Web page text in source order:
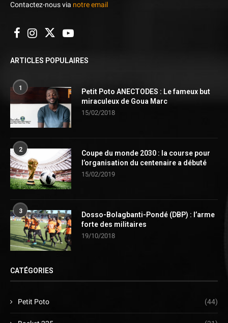
Contactez-nous via notre email
ARTICLES POPULAIRES
1
Petit Poto ANECTODES : Le fameux but
miraculeux de Goua Marc
15/02/2018
2
Coupe du monde 2030 : la course pour
l’organisation du centenaire a débuté
15/02/2019
3
Dosso-Bolagbanti-Pondé (DBP) : l’arme
forte des militaires
19/10/2018
CATÉGORIES
Petit Poto (44)